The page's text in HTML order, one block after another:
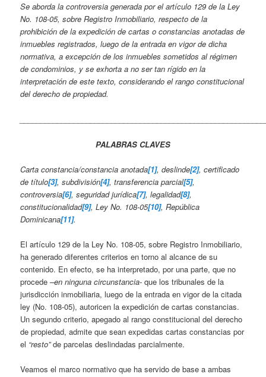
Se aborda la controversia generada por el artículo 129 de la Ley
No. 108-05, sobre Registro Inmobiliario, respecto de la
prohibición de la expedición de cartas o constancias anotadas de
inmuebles registrados, luego de la entrada en vigor de dicha
normativa, a excepción de los inmuebles sometidos al régimen
de condominios, y se exhorta a no ser tan rígido en la
interpretación de este texto, considerando el rango constitucional
del derecho de propiedad.
PALABRAS CLAVES
Carta constancia/constancia anotada[1], deslinde[2], certificado
de título[3], subdivisión[4], transferencia parcial[5],
controversia[6], seguridad jurídica[7], legalidad[8],
constitucionalidad[9], Ley No. 108-05[10], República
Dominicana[11].
El artículo 129 de la Ley No. 108-05, sobre Registro Inmobiliario,
ha generado diferentes criterios en torno al alcance de su
contenido. En efecto, se ha interpretado, por una parte, que no
procede–en ninguna circunstancia- que los tribunales de la
jurisdicción inmobiliaria, luego de la entrada en vigor de la citada
ley (No. 108-05), autoricen la expedición de cartas constancias.
Un segundo criterio, apegado al rango constitucional del derecho
de propiedad, admite que sean expedidas cartas constancias por
el “resto”de parcelas deslindadas parcialmente.
Veamos el marco normativo que ha servido de base a ambas